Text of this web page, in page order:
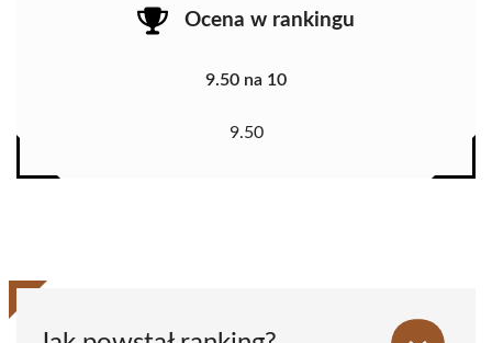
Ocena w rankingu
9.50 na 10
9.50